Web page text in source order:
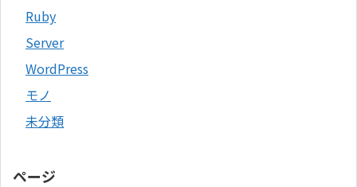
Ruby
Server
WordPress
モノ
未分類
ページ